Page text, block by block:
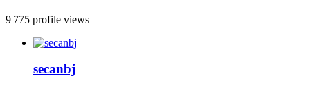
9 775 profile views
secanbj